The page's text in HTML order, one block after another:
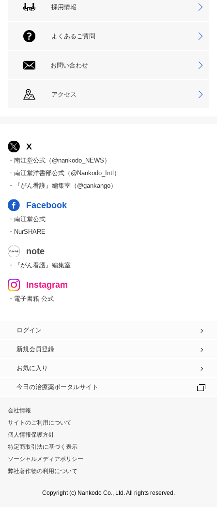
採用情報
よくあるご質問
お問い合わせ
アクセス
X
・南江堂公式（@nankodo_NEWS）
・南江堂洋書部公式（@Nankodo_Intl）
・『がん看護』編集室（@gankango）
Facebook
・南江堂公式
・NurSHARE
note
・『がん看護』編集室
Instagram
・電子書籍 公式
ログイン
新規会員登録
お気に入り
今日の治療薬ポータルサイト
会社情報
サイトのご利用について
個人情報保護方針
特定商取引法に基づく表示
ソーシャルメディアポリシー
弊社著作物の利用について
Copyright (c) Nankodo Co., Ltd. All rights reserved.